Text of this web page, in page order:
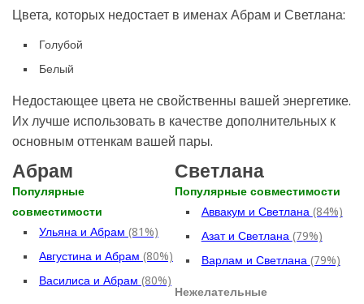
Цвета, которых недостает в именах Абрам и Светлана:
Голубой
Белый
Недостающее цвета не свойственны вашей энергетике.
Их лучше использовать в качестве дополнительных к
основным оттенкам вашей пары.
Абрам
Популярные
совместимости
Ульяна и Абрам (81%)
Августина и Абрам (80%)
Василиса и Абрам (80%)
Светлана
Популярные совместимости
Аввакум и Светлана (84%)
Азат и Светлана (79%)
Варлам и Светлана (79%)
Нежелательные